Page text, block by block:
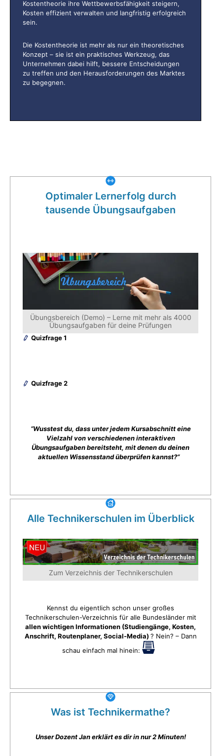
Kostentheorie ihre Wettbewerbsfähigkeit steigern,
Kosten effizient verwalten und langfristig erfolgreich
sein.
Die Kostentheorie ist mehr als nur ein theoretisches
Konzept – sie ist ein praktisches Werkzeug, das
Unternehmen dabei hilft, bessere Entscheidungen
zu treffen und den Herausforderungen des Marktes
zu begegnen.
Optimaler Lernerfolg durch
tausende Übungsaufgaben
Übungsbereich (Demo) – Lerne mit mehr als 4000
Übungsaufgaben für deine Prüfungen
Quizfrage 1
Quizfrage 2
“Wusstest du, dass unter jedem Kursabschnitt eine
Vielzahl von verschiedenen interaktiven
Übungsaufgaben bereitsteht, mit denen du deinen
aktuellen Wissensstand überprüfen kannst?”
Alle Technikerschulen im Überblick
Zum Verzeichnis der Technikerschulen
Kennst du eigentlich schon unser großes
Technikerschulen-Verzeichnis für alle Bundesländer mit
allen wichtigen Informationen (Studiengänge, Kosten,
Anschrift, Routenplaner, Social-Media) ? Nein? – Dann
schau einfach mal hinein:
Was ist Technikermathe?
Unser Dozent Jan erklärt es dir in nur 2 Minuten!